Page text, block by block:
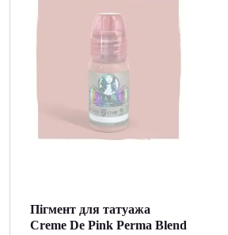
Пігмент для татуажа
Creme De Pink Perma Blend